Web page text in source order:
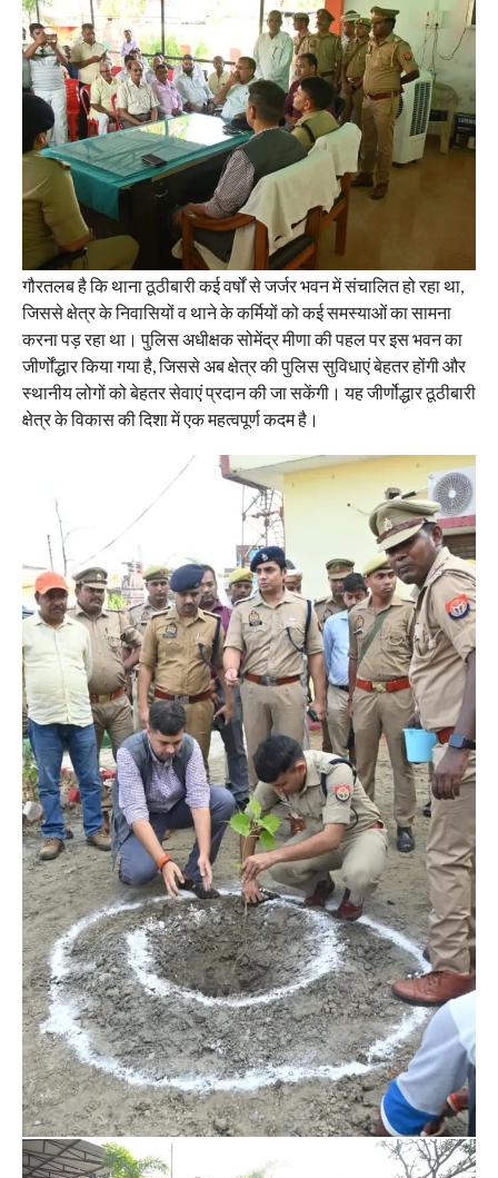
गौरतलब है कि थाना ठूठीबारी कई वर्षों से जर्जर भवन में संचालित हो रहा था,
जिससे क्षेत्र के निवासियों व थाने के कर्मियों को कई समस्याओं का सामना
करना पड़ रहा था। पुलिस अधीक्षक सोमेंद्र मीणा की पहल पर इस भवन का
जीर्णोंद्धार किया गया है, जिससे अब क्षेत्र की पुलिस सुविधाएं बेहतर होंगी और
स्थानीय लोगों को बेहतर सेवाएं प्रदान की जा सकेंगी। यह जीर्णोद्धार ठूठीबारी
क्षेत्र के विकास की दिशा में एक महत्वपूर्ण कदम है।